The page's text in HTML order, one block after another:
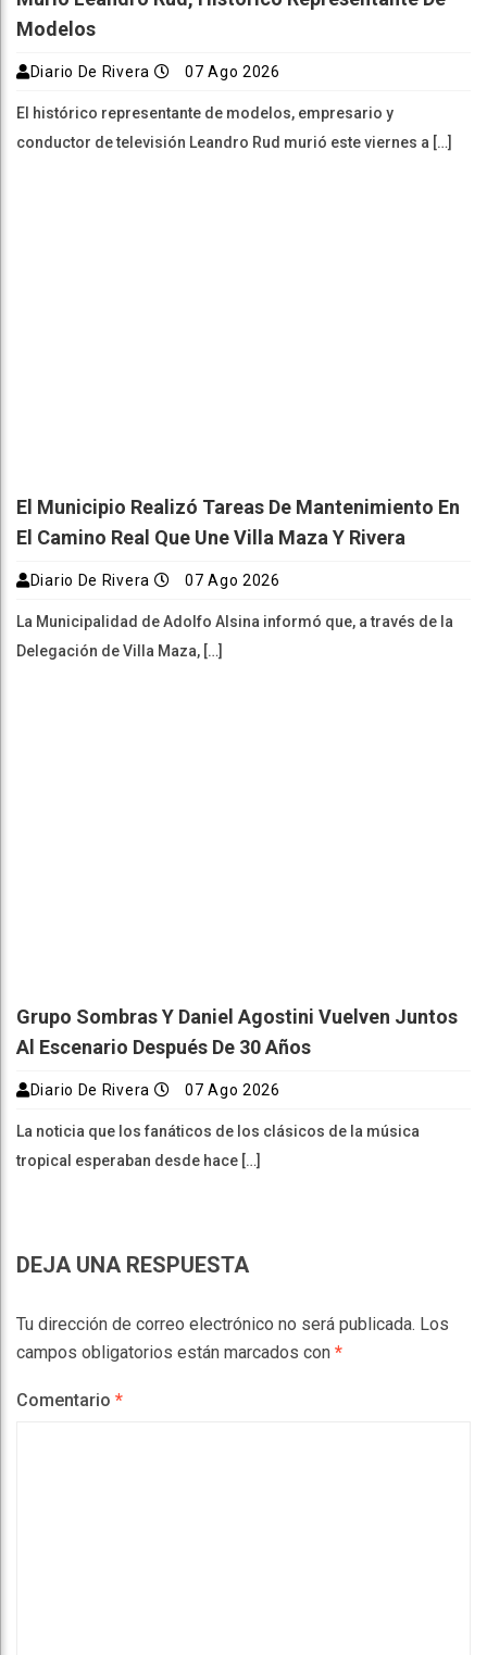
Modelos
Diario De Rivera 07 Ago 2026
El histórico representante de modelos, empresario y
conductor de televisión Leandro Rud murió este viernes a […]
El Municipio Realizó Tareas De Mantenimiento En
El Camino Real Que Une Villa Maza Y Rivera
Diario De Rivera 07 Ago 2026
La Municipalidad de Adolfo Alsina informó que, a través de la
Delegación de Villa Maza, […]
Grupo Sombras Y Daniel Agostini Vuelven Juntos
Al Escenario Después De 30 Años
Diario De Rivera 07 Ago 2026
La noticia que los fanáticos de los clásicos de la música
tropical esperaban desde hace […]
DEJA UNA RESPUESTA
Tu dirección de correo electrónico no será publicada. Los
campos obligatorios están marcados con *
Comentario *